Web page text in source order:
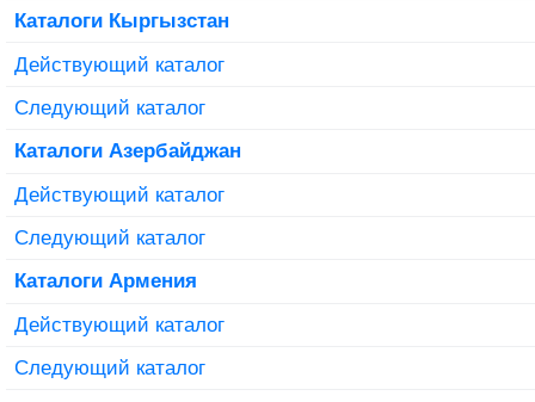
Каталоги Кыргызстан
Действующий каталог
Следующий каталог
Каталоги Азербайджан
Действующий каталог
Следующий каталог
Каталоги Армения
Действующий каталог
Следующий каталог